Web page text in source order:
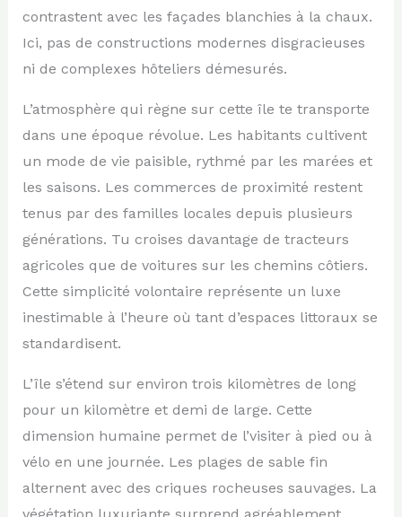
contrastent avec les façades blanchies à la chaux.
Ici, pas de constructions modernes disgracieuses
ni de complexes hôteliers démesurés.
L’atmosphère qui règne sur cette île te transporte
dans une époque révolue. Les habitants cultivent
un mode de vie paisible, rythmé par les marées et
les saisons. Les commerces de proximité restent
tenus par des familles locales depuis plusieurs
générations. Tu croises davantage de tracteurs
agricoles que de voitures sur les chemins côtiers.
Cette simplicité volontaire représente un luxe
inestimable à l’heure où tant d’espaces littoraux se
standardisent.
L’île s’étend sur environ trois kilomètres de long
pour un kilomètre et demi de large. Cette
dimension humaine permet de l’visiter à pied ou à
vélo en une journée. Les plages de sable fin
alternent avec des criques rocheuses sauvages. La
végétation luxuriante surprend agréablement,